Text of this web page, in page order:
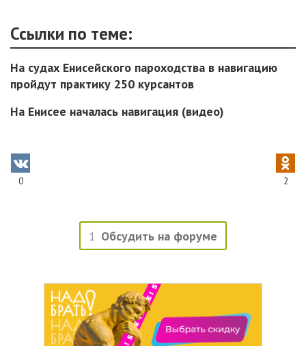
Ссылки по теме:
На судах Енисейского пароходства в навигацию
пройдут практику 250 курсантов
На Енисее началась навигация (видео)
0 2
1 Обсудить на форуме